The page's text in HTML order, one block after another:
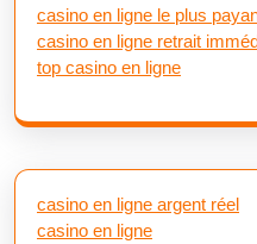
casino en ligne le plus
casino en ligne retrait
top casino en ligne
casino en ligne argent réel
casino en ligne